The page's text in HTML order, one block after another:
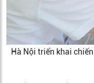
Hà Nội triển khai